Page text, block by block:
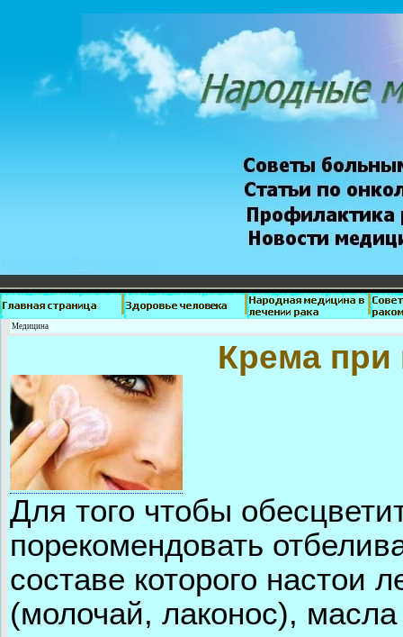
Медицина
Крема при
Для того чтобы
порекомендовать
составе которого настои
(молочай, лаконос),